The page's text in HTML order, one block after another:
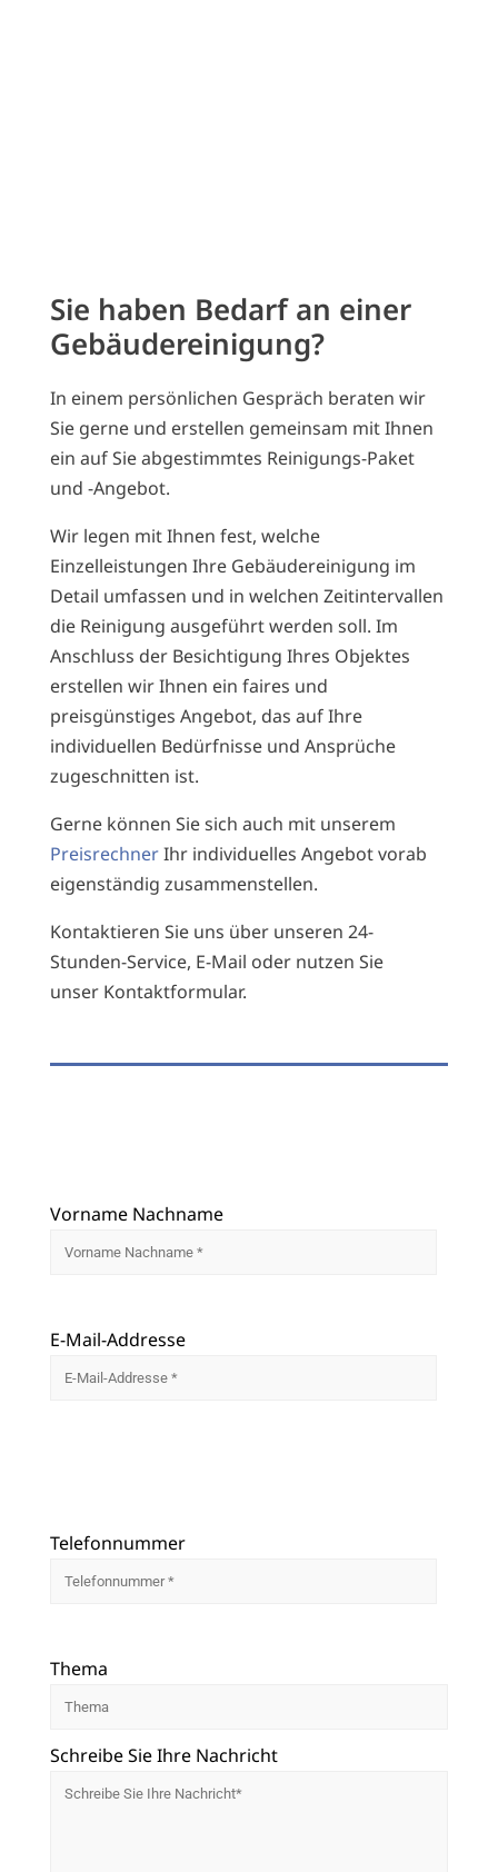
Sie haben Bedarf an einer
Gebäudereinigung?
In einem persönlichen Gespräch beraten wir
Sie gerne und erstellen gemeinsam mit Ihnen
ein auf Sie abgestimmtes Reinigungs-Paket
und -Angebot.
Wir legen mit Ihnen fest, welche
Einzelleistungen Ihre Gebäudereinigung im
Detail umfassen und in welchen Zeitintervallen
die Reinigung ausgeführt werden soll. Im
Anschluss der Besichtigung Ihres Objektes
erstellen wir Ihnen ein faires und
preisgünstiges Angebot, das auf Ihre
individuellen Bedürfnisse und Ansprüche
zugeschnitten ist.
Gerne können Sie sich auch mit unserem
PreisrechnerIhr individuelles Angebot vorab
eigenständig zusammenstellen.
Kontaktieren Sie uns über unseren 24-
Stunden-Service, E-Mail oder nutzen Sie
unser Kontaktformular.
Vorname Nachname
E-Mail-Addresse
Telefonnummer
Thema
Schreibe Sie Ihre Nachricht